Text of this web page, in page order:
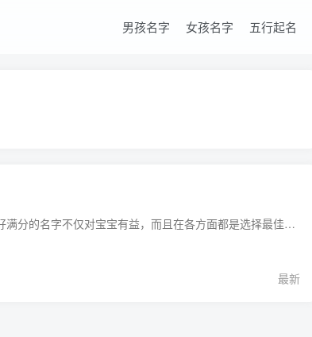
男孩名字 女孩名字 五行起名
罗姓八月出生的名字豪气的，一个好满分的名字不仅对宝宝有益，而且在各方面都是选择最佳的，并且给宝宝取100分的名字也能对宝宝产生一种积极的心理暗示。接下来请看为您精选的姓罗的男孩名字吧...
最新